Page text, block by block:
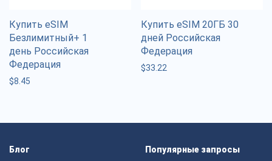
Купить eSIM
Безлимитный+ 1
день Российская
Федерация
$8.45
Купить eSIM 20ГБ 30
дней Российская
Федерация
$33.22
Блог
Популярные запросы